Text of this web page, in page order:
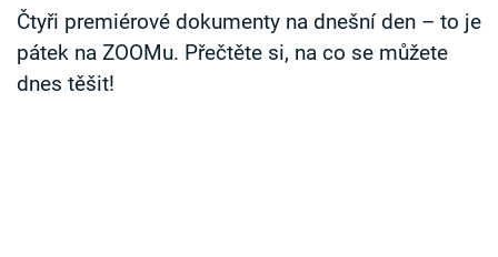
Sledujte nás
Čtyři premiérové dokumenty na dnešní den – to je
pátek na ZOOMu. Přečtěte si, na co se můžete
dnes těšit!